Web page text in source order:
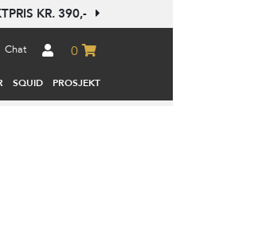
KR. 390,-
Chat 0
SQUID PROSJEKT